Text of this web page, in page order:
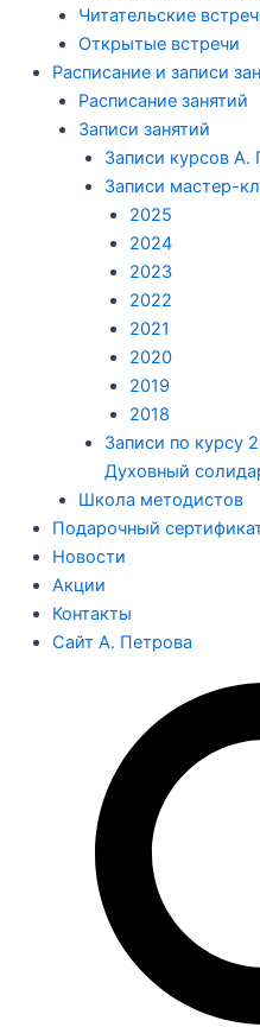
Читательские
Открытые встречи
Расписание и записи
Расписание занятий
Записи занятий
Записи курсов А.
Записи мастер-
2025
2024
2023
2022
2021
2020
2019
2018
Записи по курсу
Духовный
Школа методистов
Подарочный
Новости
Акции
Контакты
Сайт А. Петрова